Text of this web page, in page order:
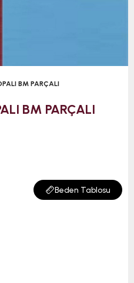
BM PARÇALI
BM PARÇALI
Beden Tablosu